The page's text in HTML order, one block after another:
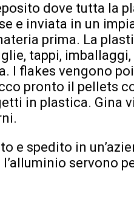
dove tutta la
e inviata in un
prima. La
tappi, imballaggi,
I flakes vengono
pronto il pellets
in plastica. Gina
e spedito in
servono